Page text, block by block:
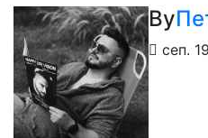
By
сеп.